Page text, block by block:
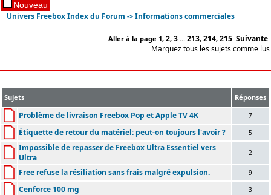
Univers Freebox Index du Forum ->Informations commerciales
Aller à la page 1, 2, 3... 213, 214, 215 Suivante
Marquez tous les sujets comme lus
Sujets Réponses
Problème de livraison Freebox Pop et Apple TV 4K 7
Étiquette de retour du matériel: peut-on toujours l'avoir ? 5
Impossible de repasser de Freebox Ultra Essentiel vers
Ultra
2
Free refuse la résiliation sans frais malgré expulsion. 9
Cenforce 100 mg 3